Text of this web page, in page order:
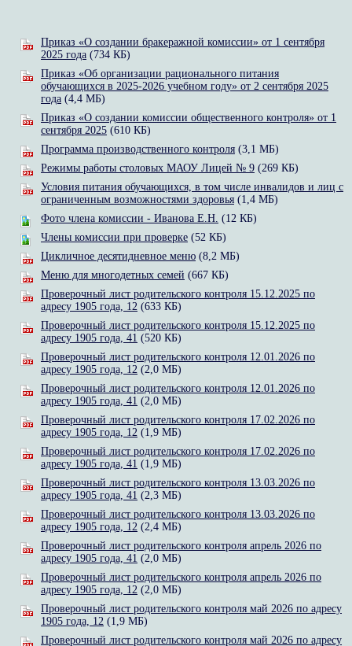
Приказ «О создании бракеражной комиссии» от 1 сентября
2025 года (734 КБ)
Приказ «Об организации рационального питания
обучающихся в 2025-2026 учебном году» от 2 сентября 2025
года (4,4 МБ)
Приказ «О создании комиссии общественного контроля» от 1
сентября 2025 (610 КБ)
Программа производственного контроля (3,1 МБ)
Режимы работы столовых МАОУ Лицей № 9 (269 КБ)
Условия питания обучающихся, в том числе инвалидов и лиц с
ограниченным возможностями здоровья (1,4 МБ)
Фото члена комиссии - Иванова Е.Н. (12 КБ)
Члены комиссии при проверке (52 КБ)
Цикличное десятидневное меню (8,2 МБ)
Меню для многодетных семей (667 КБ)
Проверочный лист родительского контроля 15.12.2025 по
адресу 1905 года, 12 (633 КБ)
Проверочный лист родительского контроля 15.12.2025 по
адресу 1905 года, 41 (520 КБ)
Проверочный лист родительского контроля 12.01.2026 по
адресу 1905 года, 12 (2,0 МБ)
Проверочный лист родительского контроля 12.01.2026 по
адресу 1905 года, 41 (2,0 МБ)
Проверочный лист родительского контроля 17.02.2026 по
адресу 1905 года, 12 (1,9 МБ)
Проверочный лист родительского контроля 17.02.2026 по
адресу 1905 года, 41 (1,9 МБ)
Проверочный лист родительского контроля 13.03.2026 по
адресу 1905 года, 41 (2,3 МБ)
Проверочный лист родительского контроля 13.03.2026 по
адресу 1905 года, 12 (2,4 МБ)
Проверочный лист родительского контроля апрель 2026 по
адресу 1905 года, 41 (2,0 МБ)
Проверочный лист родительского контроля апрель 2026 по
адресу 1905 года, 12 (2,0 МБ)
Проверочный лист родительского контроля май 2026 по адресу
1905 года, 12 (1,9 МБ)
Проверочный лист родительского контроля май 2026 по адресу